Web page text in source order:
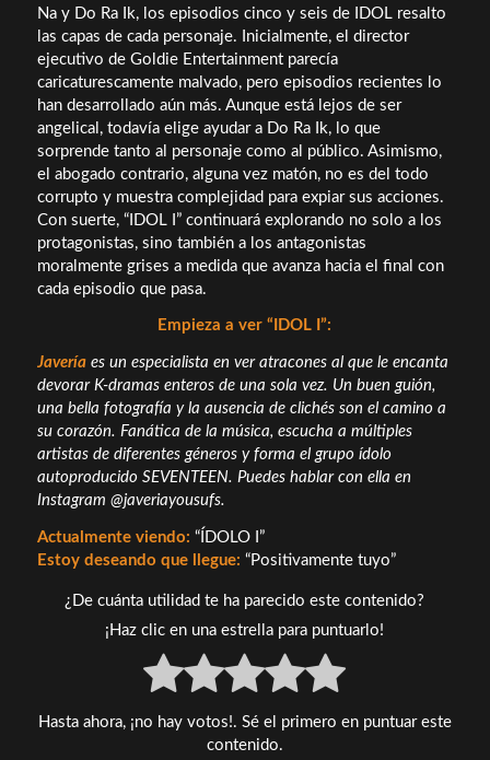
Na y Do Ra Ik, los episodios cinco y seis de IDOL resalto
las capas de cada personaje. Inicialmente, el director
ejecutivo de Goldie Entertainment parecía
caricaturescamente malvado, pero episodios recientes lo
han desarrollado aún más. Aunque está lejos de ser
angelical, todavía elige ayudar a Do Ra Ik, lo que
sorprende tanto al personaje como al público. Asimismo,
el abogado contrario, alguna vez matón, no es del todo
corrupto y muestra complejidad para expiar sus acciones.
Con suerte, “IDOL I” continuará explorando no solo a los
protagonistas, sino también a los antagonistas
moralmente grises a medida que avanza hacia el final con
cada episodio que pasa.
Empieza a ver “IDOL I”:
Javeríaes un especialista en ver atracones al que le encanta
devorar K-dramas enteros de una sola vez. Un buen guión,
una bella fotografía y la ausencia de clichés son el camino a
su corazón. Fanática de la música, escucha a múltiples
artistas de diferentes géneros y forma el grupo ídolo
autoproducido SEVENTEEN. Puedes hablar con ella en
Instagram @javeriayousufs.
Actualmente viendo: “ÍDOLO I”
Estoy deseando que llegue: “Positivamente tuyo”
¿De cuánta utilidad te ha parecido este contenido?
¡Haz clic en una estrella para puntuarlo!
Hasta ahora, ¡no hay votos!. Sé el primero en puntuar este
contenido.